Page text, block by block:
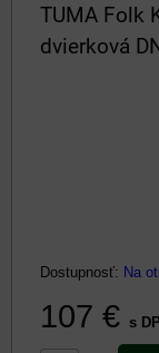
TUMA Folk
dvierková
Dostupnosť: Na
107 € s